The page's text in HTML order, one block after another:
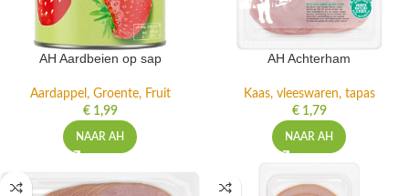
AH Aardbeien op sap
Aardappel, Groente, Fruit
€1,99
NAAR AH
AH Achterham
Kaas, vleeswaren, tapas
€1,79
NAAR AH